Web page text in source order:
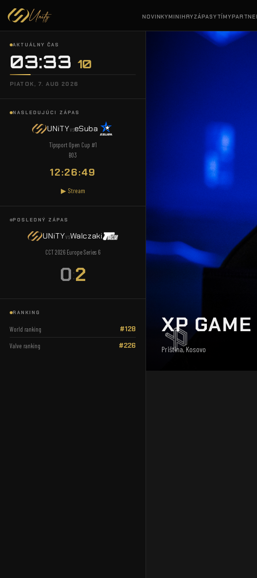
NOVINKYMINIHRYZÁPASYTÍMY
AKTUÁLNY ČAS
03:33 12
PIATOK, 7. AUG 2026
NASLEDUJÚCI ZÁPAS
UNiTYvseSuba
Tipsport Open Cup #1
BO3
12:26:47
▶ Stream
POSLEDNÝ ZÁPAS
UNiTYvsWalczaki
CCT 2026 Europe Series 6
0:2
RANKING
World ranking #128
Valve ranking #226
XP
Priština, Kosovo